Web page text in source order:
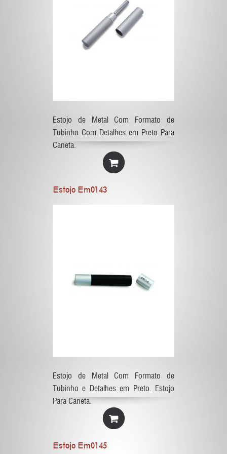
Estojo de Metal Com Formato de
Tubinho Com Detalhes em Preto Para
Caneta.
Estojo Em0143
Estojo de Metal Com Formato de
Tubinho e Detalhes em Preto. Estojo
Para Caneta.
Estojo Em0145